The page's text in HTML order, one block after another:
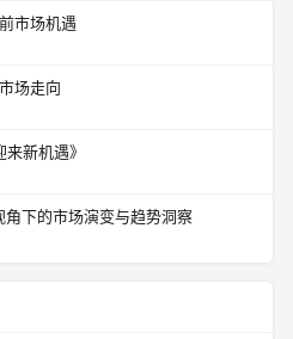
市场机遇
场走向
新机遇》
下的市场演变与趋势洞察